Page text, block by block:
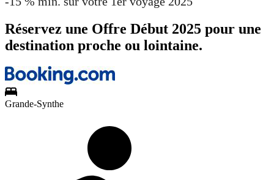
Réservez une Offre Début 2025 pour une
destination proche ou lointaine.
Grande-Synthe